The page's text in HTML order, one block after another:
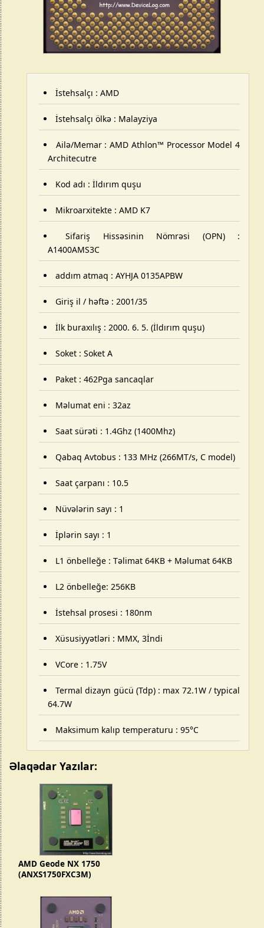
İstehsalçı : AMD
İstehsalçı ölkə : Malayziya
Ailə/Memar :AMD Athlon™ Processor Model 4
Architecutre
Kod adı : İldırım quşu
Mikroarxitekte : AMD K7
Sifariş Hissəsinin Nömrəsi (OPN) :
A1400AMS3C
addım atmaq : AYHJA 0135APBW
Giriş il / həftə : 2001/35
İlk buraxılış : 2000. 6. 5. (İldırım quşu)
Soket : Soket A
Paket : 462Pga sancaqlar
Məlumat eni : 32az
Saat sürəti : 1.4Ghz (1400Mhz)
Qabaq Avtobus : 133 MHz (266MT/s, C model)
Saat çarpanı : 10.5
Nüvələrin sayı : 1
İplərin sayı : 1
L1 önbelleğe : Təlimat 64KB + Məlumat 64KB
L2 önbelleğe: 256KB
İstehsal prosesi : 180nm
Xüsusiyyətləri : MMX, 3İndi
VCore : 1.75V
Termal dizayn gücü (Tdp) : max 72.1W/typical
64.7W
Maksimum kalıp temperaturu : 95°C
Əlaqədar Yazılar:
AMD Geode NX 1750
(ANXS1750FXC3M)